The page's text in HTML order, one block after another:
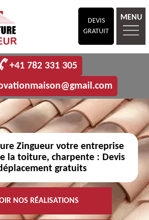
DEVIS
GRATUIT
MENU
+41 782 331 305
Zingueur votre entreprise
la toiture, charpente : Devis
gratuits
NOS RÉALISATIONS